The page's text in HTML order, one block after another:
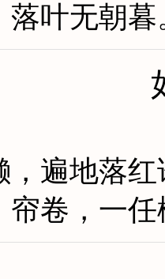
落叶无朝
，遍地落
帘卷，一